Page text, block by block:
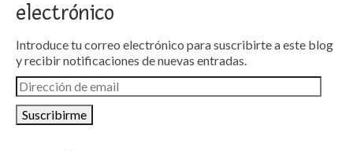
electrónico
Introduce tu correo electrónico para suscribirte a este blog
y recibir notificaciones de nuevas entradas.
Dirección
de
email